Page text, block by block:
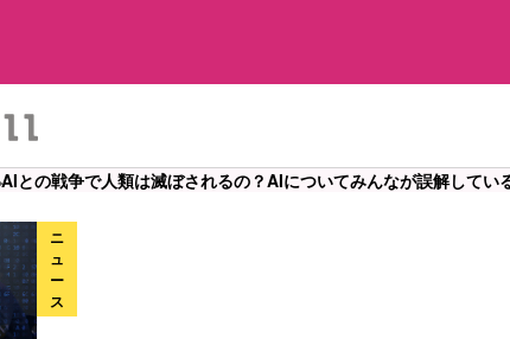
AIとの戦争で人類は滅ぼされるの？AIについてみんなが誤解してい
ニ
ュ
ー
ス